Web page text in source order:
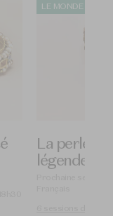
LE MONDE DES
La perle :
légendes